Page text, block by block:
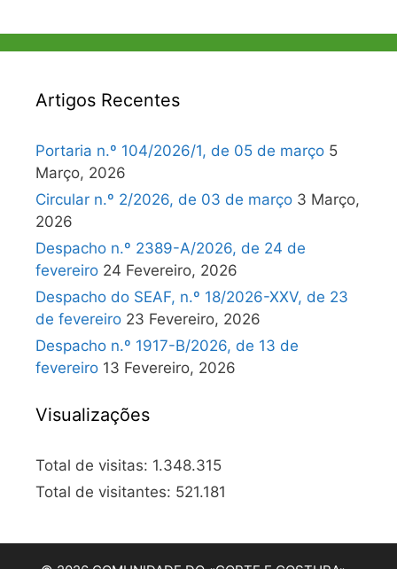
Artigos Recentes
Portaria n.º 104/2026/1, de 05 de março 5
Março, 2026
Circular n.º 2/2026, de 03 de março 3 Março,
2026
Despacho n.º 2389-A/2026, de 24 de
fevereiro 24 Fevereiro, 2026
Despacho do SEAF, n.º 18/2026-XXV, de 23
de fevereiro 23 Fevereiro, 2026
Despacho n.º 1917-B/2026, de 13 de
fevereiro 13 Fevereiro, 2026
Visualizações
Total de visitas: 1.348.315
Total de visitantes: 521.181